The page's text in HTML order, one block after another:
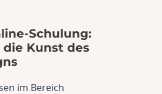
Schulung:
die Kunst des